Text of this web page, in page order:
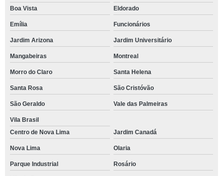
Boa Vista
Eldorado
Emília Funcionários
Jardim Arizona Jardim Universitário
Mangabeiras Montreal
Morro do Claro Santa Helena
Santa Rosa São Cristóvão
São Geraldo Vale das Palmeiras
Vila Brasil
Centro de Nova Lima
Jardim Canadá
Nova Lima Olaria
Parque Industrial Rosário